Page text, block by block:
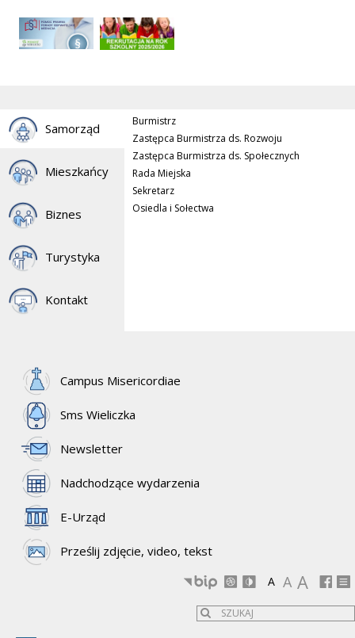
Samorząd
Mieszkańcy
Biznes
Turystyka
Kontakt
Burmistrz
Zastępca Burmistrza ds. Rozwoju
Zastępca Burmistrza ds. Społecznych
Rada Miejska
Sekretarz
Osiedla i Sołectwa
Campus Misericordiae
Sms Wieliczka
Newsletter
Nadchodzące wydarzenia
E-Urząd
Prześlij zdjęcie, video, tekst
A A A